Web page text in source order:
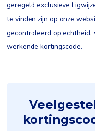
geregeld exclusieve
te vinden zijn op onze
gecontroleerd op echtheid,
werkende kortingscode.